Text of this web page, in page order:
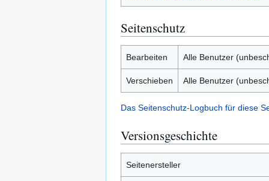
Seitenschutz
Bearbeiten Alle Benutzer
Verschieben Alle Benutzer
Das Seitenschutz-Logbuch für diese
Versionsgeschichte
Seitenersteller